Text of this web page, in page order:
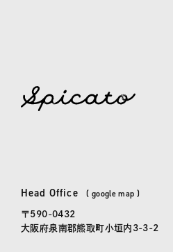
本社
Head Office ( google map )
〒590-0432
大阪府泉南郡熊取町小垣内3-3-2